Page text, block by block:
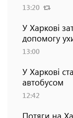
13:20
У Харкові
допомогу
13:00
У Харкові
автобусом
12:42
Потяги на